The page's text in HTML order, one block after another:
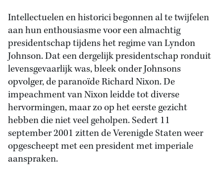
Intellectuelen en historici begonnen al te twijfelen
aan hun enthousiasme voor een almachtig
presidentschap tijdens het regime van Lyndon
Johnson. Dat een dergelijk presidentschap ronduit
levensgevaarlijk was, bleek onder Johnsons
opvolger, de paranoïde Richard Nixon. De
impeachment van Nixon leidde tot diverse
hervormingen, maar zo op het eerste gezicht
hebben die niet veel geholpen. Sedert 11
september 2001 zitten de Verenigde Staten weer
opgescheept met een president met imperiale
aanspraken.